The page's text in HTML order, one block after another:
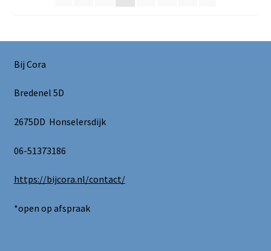
productpagina
Bij Cora
Bredenel 5D
2675DD Honselersdijk
06-51373186
https://bijcora.nl/contact/
*open op afspraak